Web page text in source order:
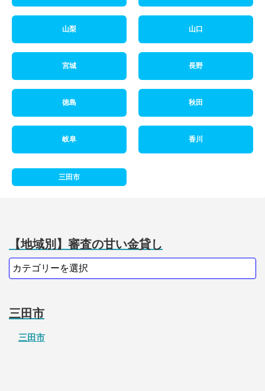
山梨 山口
宮城 長野
徳島 秋田
岐阜 香川
三田市
【地域別】審査の甘い金貸し
三田市
三田市